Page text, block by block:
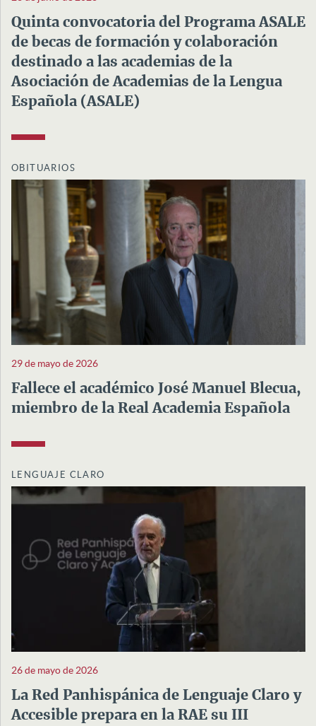
Quinta convocatoria del Programa ASALE
de becas de formación y colaboración
destinado a las academias de la
Asociación de Academias de la Lengua
Española (ASALE)
OBITUARIOS
29 de mayo de 2026
Fallece el académico José Manuel Blecua,
miembro de la Real Academia Española
LENGUAJE CLARO
26 de mayo de 2026
La Red Panhispánica de Lenguaje Claro y
Accesible prepara en la RAE su III